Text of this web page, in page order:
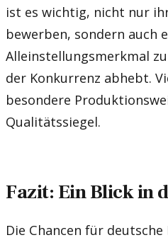
ist es wichtig, nicht nur
bewerben, sondern auch
Alleinstellungsmerkmal
der Konkurrenz abhebt.
besondere
Qualitätssiegel.
Fazit: Ein Blick in
Die Chancen für